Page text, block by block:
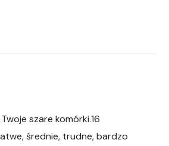
szare komórki.16
średnie, trudne, bardzo